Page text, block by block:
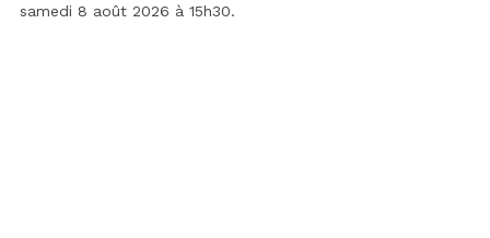
samedi 8 août 2026 à 15h30.